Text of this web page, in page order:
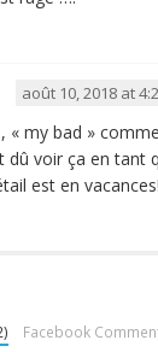
août 10, 2018 at
« my bad »
dû voir ça en tant
est en
Facebook